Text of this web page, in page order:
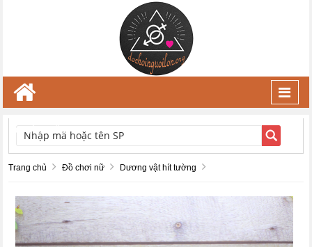
TÌM KIẾM
Trang chủ Đồ chơi nữ Dương vật hít tường